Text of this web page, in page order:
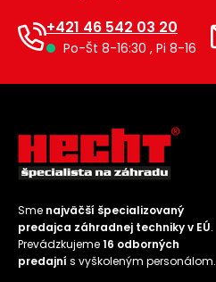
+421 46 542 03 20
Po-Št 8-16:30 , Pi 8-16
Sme najväčší špecializovaný
predajca záhradnej techniky v EÚ.
Prevádzkujeme16 odborných
predajní s vyškoleným personálom.